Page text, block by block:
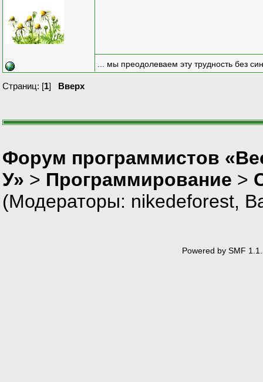
... мы преодолеваем эту трудность без
Страниц: [1] Вверх
Форум программистов
У» > Программирование >
(Модераторы: nikedeforest,
Powered by SMF